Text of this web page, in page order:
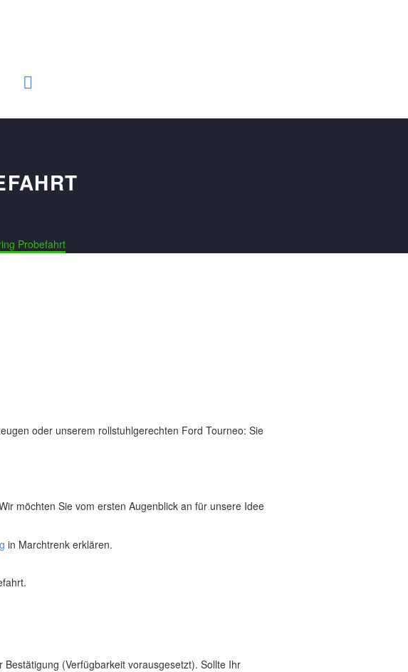
Probefahrt
oder unserem rollstuhlgerechten Ford Tourneo: Sie
möchten Sie vom ersten Augenblick an für unsere Idee
in Marchtrenk erklären.
(Verfügbarkeit vorausgesetzt). Sollte Ihr